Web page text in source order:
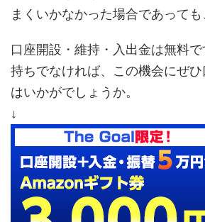
まくいかなかった場合であっても
口座開設・維持・入出金は無料
持ちでなければ、この機会にぜ
はいかがでしょうか。
↓